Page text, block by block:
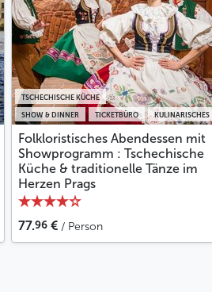
SHOW & DINNER TICKETBÜRO KULINARISCHES
TSCHECHISCHE KÜCHE
Folkloristisches Abendessen mit
Showprogramm : Tschechische
Küche & traditionelle Tänze im
Herzen Prags
77.96 € / Person